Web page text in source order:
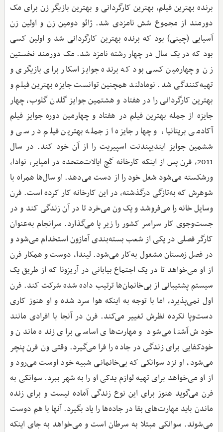
برنده بهترین فیلم، بهترین کارگردانی و بهترین بازیگر زن برای مک
دورمند از مجموع شش نامزدی شد. ژائو دومین زن و اولین زن
آسیایی (چینی) بود که برنده بهترین کارگردانی شد و اولین کسی
بود که در یک سال در چهار رشته نامزد شد. مک دورمند نخستین
زن و چهارمین کسی بود که برنده جوایز اسکار برای بازیگری و
تهیه‌کنندگی شد. نومادلند همچنین توانست جایزه بهترین فیلم و
بهترین کارگردانی را در هفتاد و هشتمین جوایز گلدن گلوب، چهار
جایزه از جمله بهترین فیلم در هفتاد و چهارمین دوره جوایز فیلم
آکادمی بریتانیا، و چهار جایزه از جمله بهترین فیلم در سی و
ششمین جوایز ایندیپندنت اسپیریت را از آن خود کند. در سال
2011، فرن پس از اینکه کارخانه گچ ایالات‌متحده در امپایر، نوادا،
ورشکسته می‌شود شغل خود را از دست می‌دهد. او سال‌ها همراه با
شوهرش که به‌تازگی درگذشته، در این کارخانه کار کرده است. فرن
وسایل خانه را می‌فروشد و یک ون می‌خرد تا در آن زندگی کند و در
جست‌وجوی کار سراسر کشور را زیر پا می‌گذارد. سرانجام به‌عنوان
کارگر فصلی در یکی از شعب بسته‌بندی آمازون استخدام می‌شود و
در فصل زمستان مشغول به‌کار می‌شود. لیندا، دوست و همکار فرن
از او می‌خواهد تا در یک اجتماع بیابانی در آریزونا که از طریق یک
سیستم پشتیبانی از بی‌خانمان‌ها ترتیب داده شده شرکت کند. فرن
اول نمی‌پذیرد، اما با توجه به اینکه هوا سرد شده و او هنوز کاری
دست‌وپا نکرده نظرش تغییر می‌کند. فرن در آنجا با افرادی مانند
خودش آشنا می‌شود و مهارت‌های اساسی برای زنده ماندن و
خودکفایی برای زندگی در جاده را فرا می‌گیرد. وقتی ون فرن پنچر
می‌شود، او نزد سوانکی که بی‌خانمانی شبیه خود اوست می‌رود و
از او می‌خواهد برای تهیه لوازم یدکی او را به شهر ببرد. سوانکی به
فرن می‌گوید هنوز برای این نوع زندگی آماده نیست و برای زنده
ماندن باید مهارت‌های بقا در جاده‌ها را یاد بگیرد. آنها با هم دوست
می‌شوند. سوانکی مبتلا به سرطان است و می‌خواهد به جای اینکه